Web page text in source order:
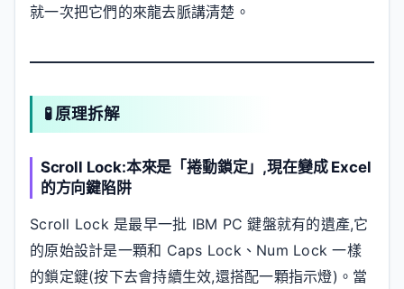
就一次把它們的來龍去脈講清楚。
🧪 原理拆解
Scroll Lock:本來是「捲動鎖定」,現在變成 Excel
的方向鍵陷阱
Scroll Lock 是最早一批 IBM PC 鍵盤就有的遺產,它
的原始設計是一顆和 Caps Lock、Num Lock 一樣
的鎖定鍵(按下去會持續生效,還搭配一顆指示燈)。當